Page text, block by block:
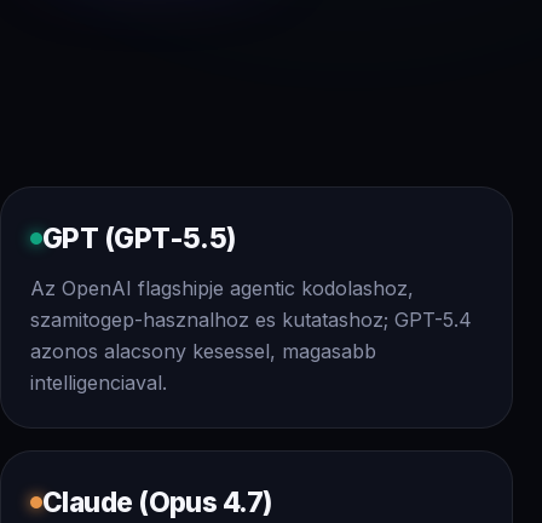
GPT (GPT-5.5)
Az OpenAI flagshipje agentic kodolashoz,
szamitogep-hasznalhoz es kutatashoz; GPT-5.4
azonos alacsony kesessel, magasabb
intelligenciaval.
Claude (Opus 4.7)